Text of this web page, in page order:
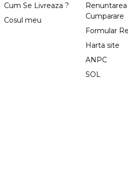
Cum Se Livreaza ?
Cosul meu
Renuntarea
Cumparare
Formular
Harta site
ANPC
SOL